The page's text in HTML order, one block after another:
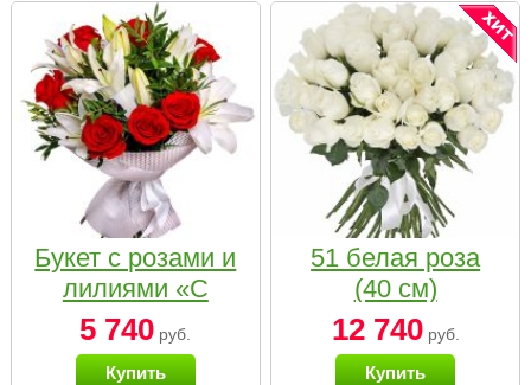
Букет с розами и
лилиями «С
наилучшими
пожеланиями»
5 740 руб.
Купить
51 белая роза
(40 см)
12 740руб.
Купить